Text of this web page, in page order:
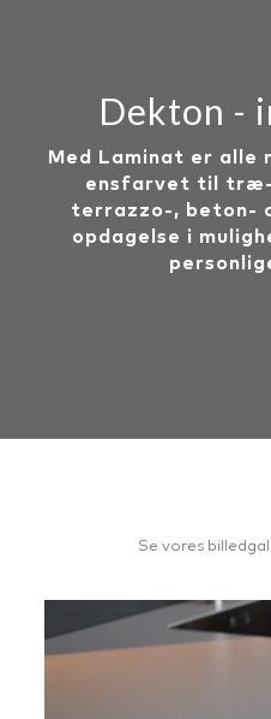
Dekton -
Med Laminat er alle
ensfarvet til træ-
terrazzo-, beton-
opdagelse i
Se vores